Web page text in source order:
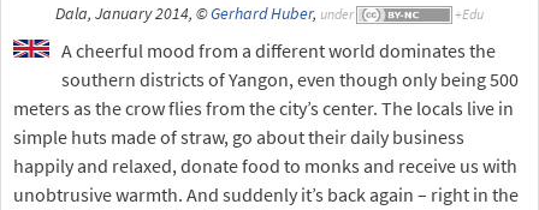
Dala, January 2014, ©Gerhard Huber, under
A cheerful mood from a different world dominates the
southern districts of Yangon, even though only being 500
meters as the crow flies from the city’s center. The locals live in
simple huts made of straw, go about their daily business
happily and relaxed, donate food to monks and receive us with
unobtrusive warmth. And suddenly it’s back again – right in the